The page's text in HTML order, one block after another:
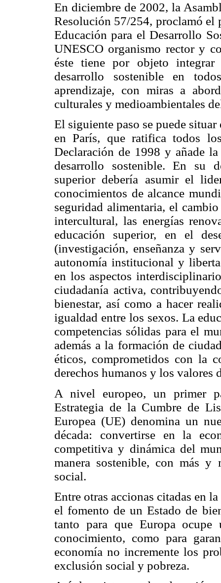
En diciembre de 2002, la
Resolución 57/254, proclamó el
Educación para el Desarrollo
UNESCO organismo rector y
éste tiene por objeto
desarrollo sostenible en
aprendizaje, con miras a
culturales y medioambientales
El siguiente paso se puede
en París, que ratifica todos
Declaración de 1998 y añade
desarrollo sostenible. En su
superior debería asumir el
conocimientos de alcance
seguridad alimentaria, el
intercultural, las energías
educación superior, en el
(investigación, enseñanza y
autonomía institucional y
en los aspectos
ciudadanía activa,
bienestar, así como a hacer
igualdad entre los sexos. La
competencias sólidas para el
además a la formación de
éticos, comprometidos con la
derechos humanos y los valores
A nivel europeo, un primer
Estrategia de la Cumbre de
Europea (UE) denomina un
década: convertirse en la
competitiva y dinámica del
manera sostenible, con más y
social.
Entre otras accionas citadas en
el fomento de un Estado de
tanto para que Europa
conocimiento, como para
economía no incremente los
exclusión social y pobreza.